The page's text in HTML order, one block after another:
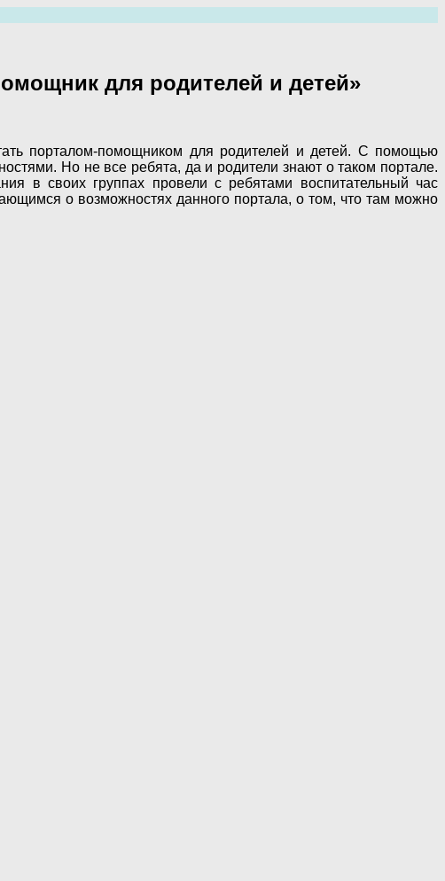
для родителей и детей»
порталом-помощником для родителей и детей. С помощью
Но не все ребята, да и родители знают о таком портале.
в своих группах провели с ребятами воспитательный час
о возможностях данного портала, о том, что там можно